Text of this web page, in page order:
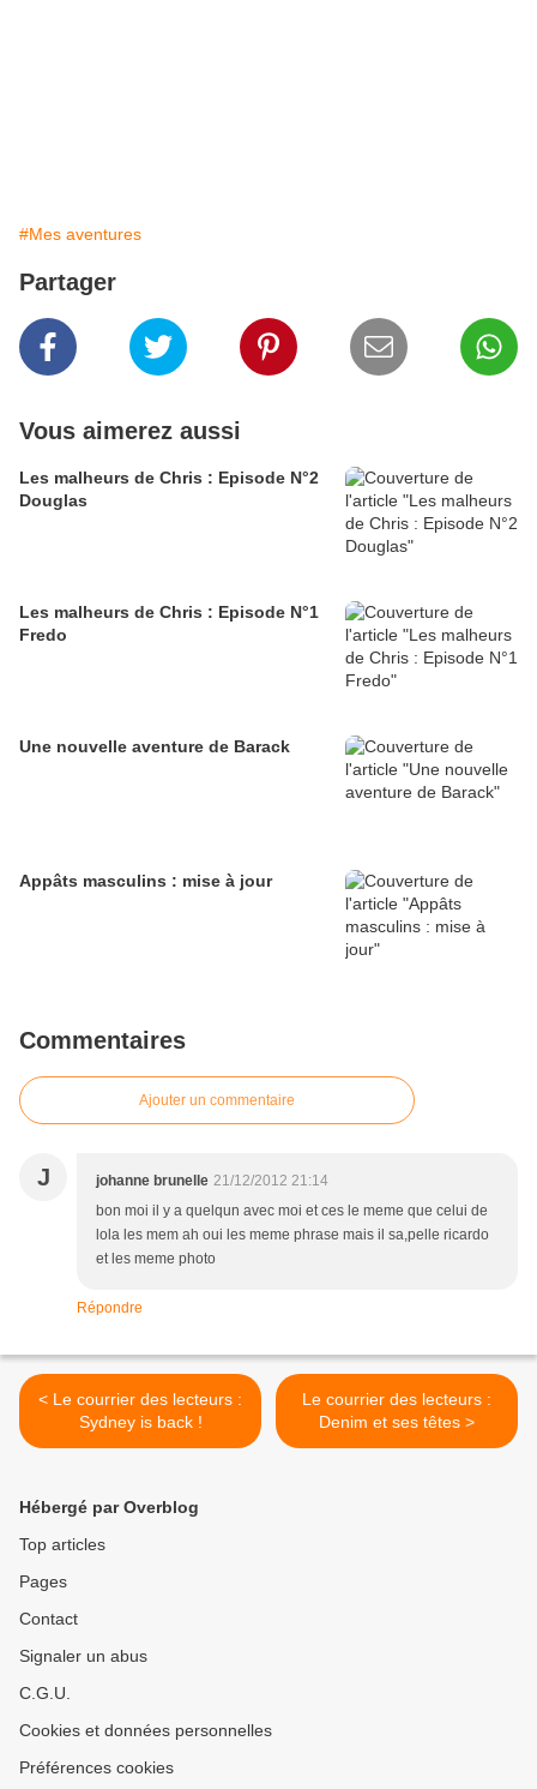
#Mes aventures
Partager
Vous aimerez aussi
Les malheurs de Chris : Episode N°2
Douglas
Les malheurs de Chris : Episode N°1
Fredo
Une nouvelle aventure de Barack
Appâts masculins : mise à jour
Commentaires
Ajouter un commentaire
J johanne brunelle 21/12/2012 21:14
bon moi il y a quelqun avec moi et ces le meme que celui de
lola les mem ah oui les meme phrase mais il sa,pelle ricardo
et les meme photo
Répondre
< Le courrier des lecteurs :
Sydney is back !
Le courrier des lecteurs :
Denim et ses têtes >
Hébergé par Overblog
Top articles
Pages
Contact
Signaler un abus
C.G.U.
Cookies et données personnelles
Préférences cookies